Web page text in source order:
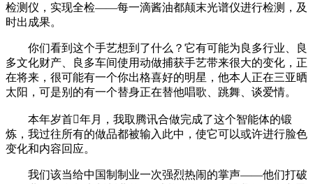
检测仪，实现全检——每一滴酱油都颠末光谱仪进行检测，及
时出成果。
你们看到这个手艺想到了什么？它有可能为良多行业、良
多文化财产、良多车间使用动做捕获手艺带来很大的变化，正
在将来，很可能有一个你出格喜好的明星，他本人正在三亚晒
太阳，可是别的有一个替身正在替他唱歌、跳舞、谈爱情。
本年岁首年月，我取腾讯合做完成了这个智能体的锻
炼，我过往所有的做品都被输入此中，使它可以或许进行脸色
变化和内容回应。
我们该当给中国制制业一次强烈热闹的掌声——他们打破